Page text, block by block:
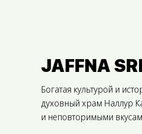
JAFFNA
Богатая культурой и
духовный храм Наллур
и неповторимыми